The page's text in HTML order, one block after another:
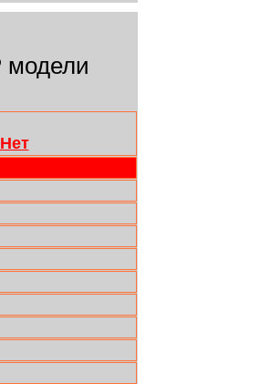
модели
Нет